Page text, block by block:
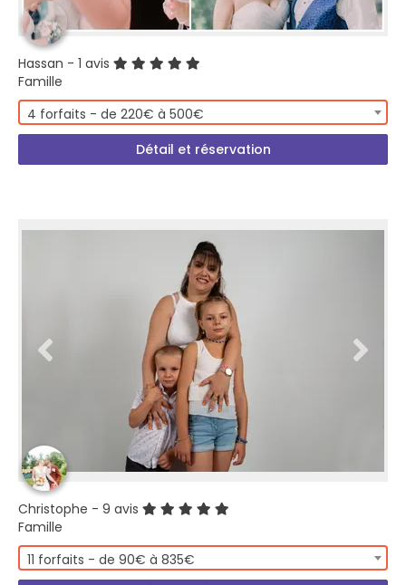
Hassan - 1 avis
Famille
4 forfaits - de 220€ à 500€
Détail et réservation
Christophe - 9 avis
Famille
11 forfaits - de 90€ à 835€